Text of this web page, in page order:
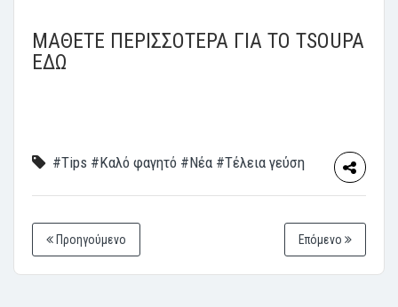
ΜΑΘΕΤΕ ΠΕΡΙΣΣΟΤΕΡΑ ΓΙΑ ΤΟ TSOUPA
ΕΔΩ
#Tips #Καλό φαγητό #Νέα #Τέλεια γεύση
Προηγούμενο Επόμενο